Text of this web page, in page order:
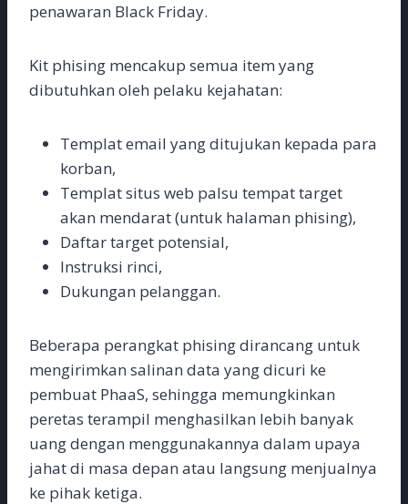
penawaran Black Friday.
Kit phising mencakup semua item yang
dibutuhkan oleh pelaku kejahatan:
Templat email yang ditujukan kepada para
korban,
Templat situs web palsu tempat target
akan mendarat (untuk halaman phising),
Daftar target potensial,
Instruksi rinci,
Dukungan pelanggan.
Beberapa perangkat phising dirancang untuk
mengirimkan salinan data yang dicuri ke
pembuat PhaaS, sehingga memungkinkan
peretas terampil menghasilkan lebih banyak
uang dengan menggunakannya dalam upaya
jahat di masa depan atau langsung menjualnya
ke pihak ketiga.